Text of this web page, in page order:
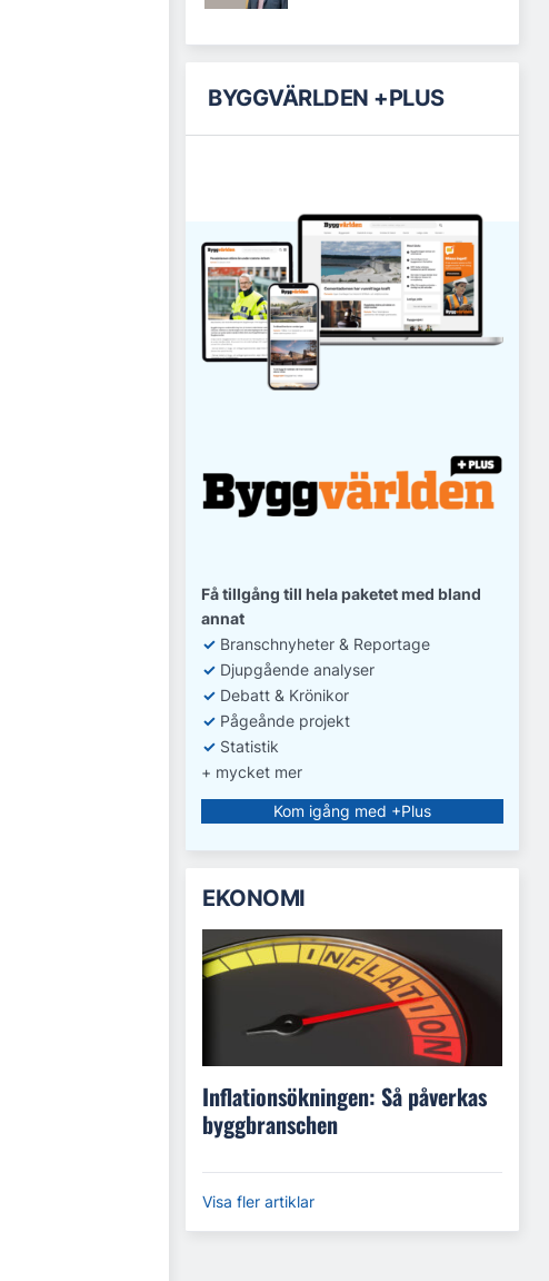
BYGGVÄRLDEN +PLUS
Få tillgång till hela paketet med bland
annat
✓ Branschnyheter & Reportage
✓ Djupgående analyser
✓ Debatt & Krönikor
✓ Pågeånde projekt
✓ Statistik
+ mycket mer
Kom igång med +Plus
EKONOMI
Inflationsökningen: Så påverkas
byggbranschen
Visa fler artiklar